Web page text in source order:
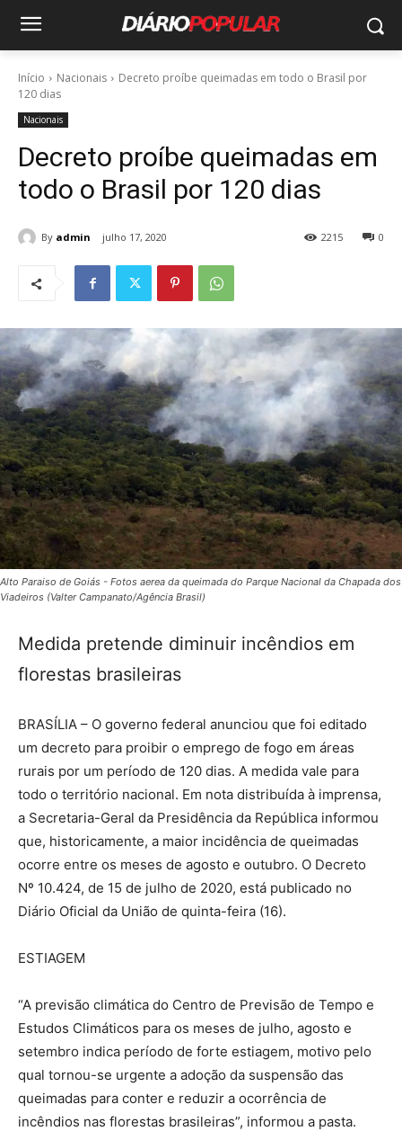
Início Nacionais
Decreto proíbe queimadas em todo o Brasil por
120 dias
Nacionais
Decreto proíbe queimadas em
todo o Brasil por 120 dias
By admin julho 17, 2020 0
2215
Alto Paraiso de Goiás - Fotos aerea da queimada do Parque Nacional da Chapada dos
Viadeiros (Valter Campanato/Agência Brasil)
Medida pretende diminuir incêndios em
florestas brasileiras
BRASÍLIA – O governo federal anunciou que foi editado
um decreto para proibir o emprego de fogo em áreas
rurais por um período de 120 dias. A medida vale para
todo o território nacional. Em nota distribuída à imprensa,
a Secretaria-Geral da Presidência da República informou
que, historicamente, a maior incidência de queimadas
ocorre entre os meses de agosto e outubro. O Decreto
Nº 10.424, de 15 de julho de 2020, está publicado no
Diário Oficial da União de quinta-feira (16).
ESTIAGEM
“A previsão climática do Centro de Previsão de Tempo e
Estudos Climáticos para os meses de julho, agosto e
setembro indica período de forte estiagem, motivo pelo
qual tornou-se urgente a adoção da suspensão das
queimadas para conter e reduzir a ocorrência de
incêndios nas florestas brasileiras”, informou a pasta.